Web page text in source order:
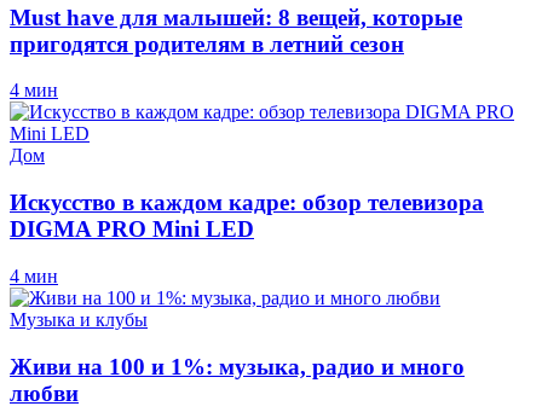
Must have для малышей: 8 вещей, которые
пригодятся родителям в летний сезон
4 мин
Дом
Искусство в каждом кадре: обзор телевизора
DIGMA PRO Mini LED
4 мин
Музыка и клубы
Живи на 100 и 1%: музыка, радио и много
любви